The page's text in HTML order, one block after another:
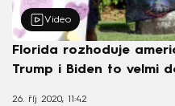
Video
Florida rozhoduje
Trump i Biden to velmi
26. říj 2020, 11:42